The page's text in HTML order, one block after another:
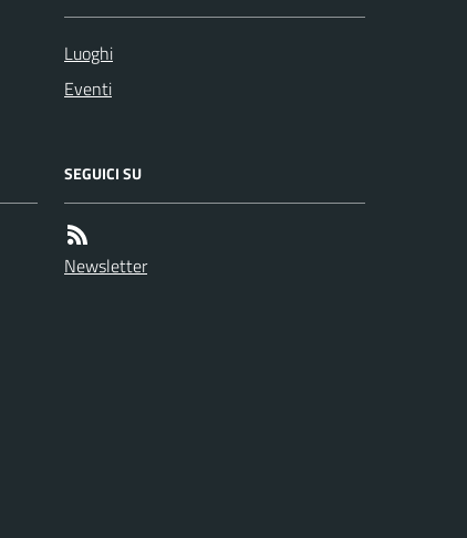
Luoghi
Eventi
SEGUICI SU
Newsletter